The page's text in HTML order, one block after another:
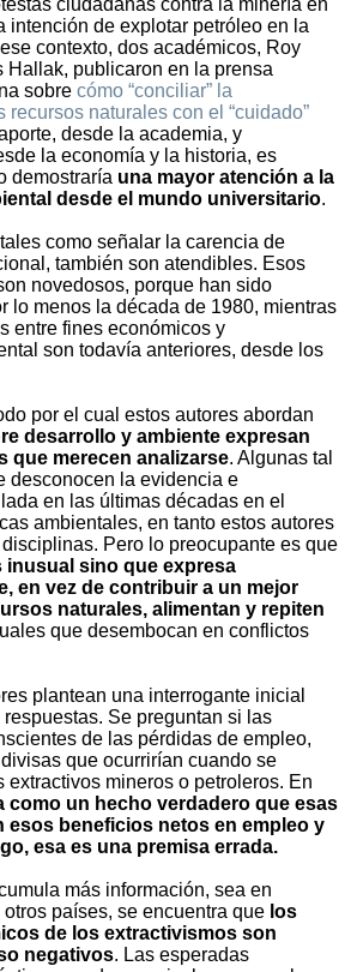
ciudadanas contra la minería en
intención de explotar petróleo en la
contexto, dos académicos, Roy
Hallak, publicaron en la prensa
sobre cómo “conciliar” la
recursos naturales con el “cuidado”
desde la academia, y
la economía y la historia, es
demostraría una mayor atención a la
desde el mundo universitario.
como señalar la carencia de
también son atendibles. Esos
novedosos, porque han sido
lo menos la década de 1980, mientras
entre fines económicos y
son todavía anteriores, desde los
por el cual estos autores abordan
desarrollo y ambiente expresan
que merecen analizarse. Algunas tal
desconocen la evidencia e
en las últimas décadas en el
ambientales, en tanto estos autores
Pero lo preocupante es que
inusual sino que expresa
en vez de contribuir a un mejor
naturales, alimentan y repiten
que desembocan en conflictos
plantean una interrogante inicial
Se preguntan si las
de las pérdidas de empleo,
que ocurrirían cuando se
extractivos mineros o petroleros. En
como un hecho verdadero que esas
esos beneficios netos en empleo y
esa es una premisa errada.
más información, sea en
países, se encuentra que los
de los extractivismos son
negativos. Las esperadas